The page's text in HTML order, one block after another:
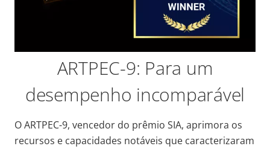
ARTPEC-9: Para um
desempenho incomparável
O ARTPEC-9, vencedor do prêmio SIA, aprimora os
recursos e capacidades notáveis que caracterizaram